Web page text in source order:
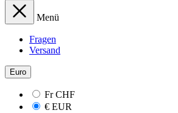
Menü
Fragen
Versand
Euro
FrCHF
€ EUR